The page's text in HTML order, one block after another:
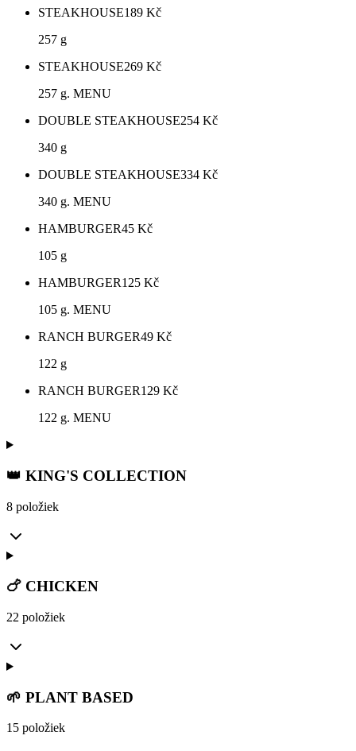
STEAKHOUSE189 Kč
257 g
STEAKHOUSE269 Kč
257 g. MENU
DOUBLE STEAKHOUSE254 Kč
340 g
DOUBLE STEAKHOUSE334 Kč
340 g. MENU
HAMBURGER45 Kč
105 g
HAMBURGER125 Kč
105 g. MENU
RANCH BURGER49 Kč
122 g
RANCH BURGER129 Kč
122 g. MENU
👑 KING'S COLLECTION
8 položiek
🍗 CHICKEN
22 položiek
🌱 PLANT BASED
15 položiek